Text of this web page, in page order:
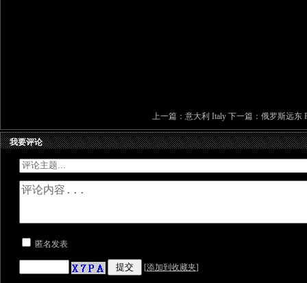
上一篇： 意大利 Italy 下一篇： 俄罗斯远东
我要评论
匿名发表
[添加到收藏夹]